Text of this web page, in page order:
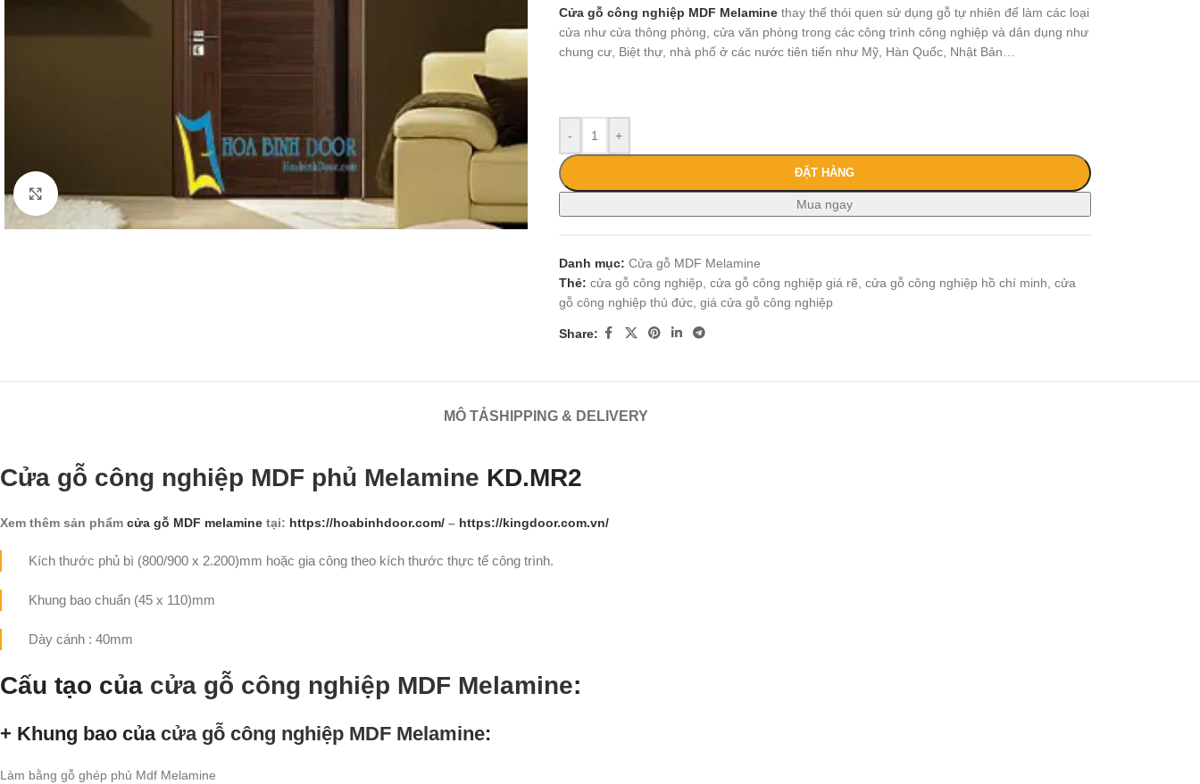
Click to enlarge
Cửa gỗ công nghiệp MDF Melaminethay thế thói quen sử dụng gỗ tự nhiên để làm các loại
cửa như cửa thông phòng, cửa văn phòng trong các công trình công nghiệp và dân dụng như
chung cư, Biệt thự, nhà phố ở các nước tiên tiến như Mỹ, Hàn Quốc, Nhật Bản…
- +
ĐẶT HÀNG
Mua ngay
Danh mục: Cửa gỗ MDF Melamine
Thẻ: cửa gỗ công nghiệp, cửa gỗ công nghiệp giá rẽ cửa gỗ công nghiệp hồ chí minh cửa
gỗ công nghiệp thủ đức, giá cửa gỗ công nghiệp
Share:
MÔ TẢSHIPPING & DELIVERY
Cửa gỗ công nghiệp MDF phủ Melamine KD.MR2
Xem thêm sản phẩm cửa gỗ MDF melamine tại: https://hoabinhdoor.com/ – https://kingdoor.com.vn/
Kích thước phủ bì (800/900 x 2.200)mm hoặc gia công theo kích thước thực tế công trình.
Khung bao chuẩn (45 x 110)mm
Dày cánh : 40mm
Cấu tạo của cửa gỗ công nghiệp MDF Melamine:
+ Khung bao của cửa gỗ công nghiệp MDF Melamine:
Làm bằng gỗ ghép phủ Mdf Melamine